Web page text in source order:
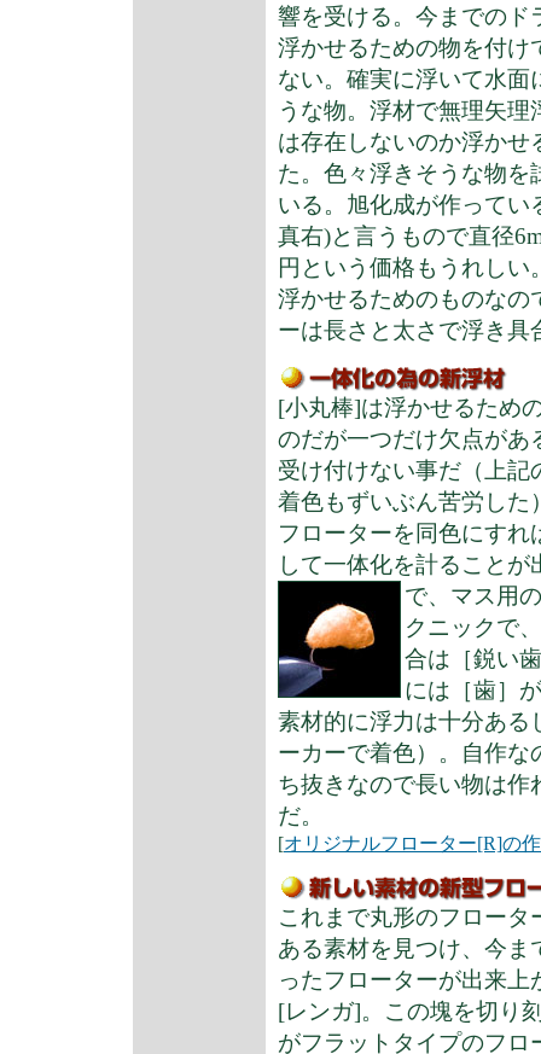
響を受ける。 今までのド
浮かせるための物を付け
ない。確実に浮いて水面
うな物。浮材で無理矢
は存在しないのか浮か
た。色々浮きそうな物
いる。旭化成が作って
真右)と言うもので直径
円という価格もうれし
浮かせるためのものな
ーは長さと太さで浮き具
[小丸棒]は浮かせるため
のだが一つだけ欠点があ
受け付けない事だ（上記
着色もずいぶん苦労した
フローターを同色にす
して一体化を計ること
で、マス用
クニックで
合は［鋭い
には［歯］
素材的に浮力は十分ある
ーカーで着色）。自作
ち抜きなので長い物は作
だ。
[オリジナルフローター[R]の
これまで丸形のフロー
ある素材を見つけ、今ま
ったフローターが出来
[レンガ]。この塊を切り
がフラットタイプのフロ